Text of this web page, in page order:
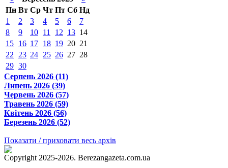
Пн Вт Ср Чт Пт Сб Нд
1
2 3 4 5 6
7
8
9 10 11 12 13 14
15 16 17 18 19 20 21
22
23 24 25 26 27 28
29 30
Серпень 2026 (11)
Липень 2026 (39)
Червень 2026 (57)
Травень 2026 (59)
Квітень 2026 (56)
Березень 2026 (52)
Показати / приховати весь архів
Copyright 2025-2026. Berezangazeta.com.ua